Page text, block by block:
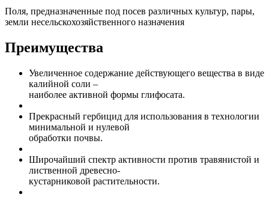
Поля, предназначенные под посев различных культур, пары,
земли несельскохозяйственного назначения
Преимущества
Увеличенное содержание действующего вещества в виде
калийной соли –
наиболее активной формы глифосата.
Прекрасный гербицид для использования в технологии
минимальной и нулевой
обработки почвы.
Широчайший спектр активности против травянистой и
лиственной древесно-
кустарниковой растительности.